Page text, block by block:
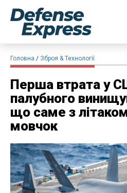
Головна Зброя & Технології
Перша втрата у
палубного
що саме з
мовчок